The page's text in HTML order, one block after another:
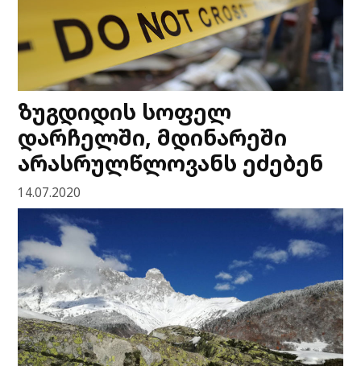
ზუგდიდის სოფელ
დარჩელში, მდინარეში
არასრულწლოვანს ეძებენ
14.07.2020